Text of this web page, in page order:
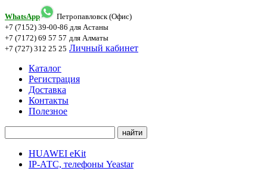
WhatsApp
Петропавловск (Офис)
+7 (7152) 39-00-86 для Астаны
+7 (7172) 69 57 57 для Алматы
+7 (727) 312 25 25 Личный кабинет
Каталог
Регистрация
Доставка
Контакты
Полезное
HUAWEI eKit
IP-АТС, телефоны Yeastar